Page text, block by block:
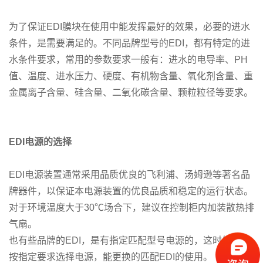
为了保证EDI膜块在使用中能发挥最好的效果，必要的进水
条件，是需要满足的。不同品牌型号的EDI，都有特定的进
水条件要求，常用的参数要求一般有：进水的电导率、PH
值、温度、进水压力、硬度、有机物含量、氧化剂含量、重
金属离子含量、硅含量、二氧化碳含量、颗粒粒径等要求。
EDI 电源的选择
EDI电源装置通常采用品质优良的飞利浦、汤姆逊等著名品
牌器件，以保证本电源装置的优良品质和稳定的运行状态。
对于环境温度大于30℃场合下，建议在控制柜内加装散热排
气扇。
也有些品牌的EDI，是有指定匹配型号电源的，这时候尽量
按指定要求选择电源，能更换的匹配EDI的使用。